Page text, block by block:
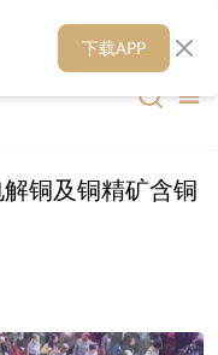
财华媒体矩阵 财华智库
铜及铜精矿含铜
下载APP